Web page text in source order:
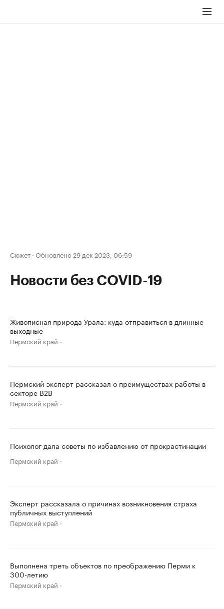
Сюжет · Обновлено 29 дек 2023, 06:59
Новости без COVID-19
Живописная природа Урала: куда отправиться в длинные
выходные
Пермский край
Пермский эксперт рассказал о преимуществах работы в
секторе B2B
Пермский край
Психолог дала советы по избавлению от прокрастинации
Пермский край
Эксперт рассказала о причинах возникновения страха
публичных выступлений
Пермский край
Выполнена треть объектов по преображению Перми к
300-летию
Пермский край